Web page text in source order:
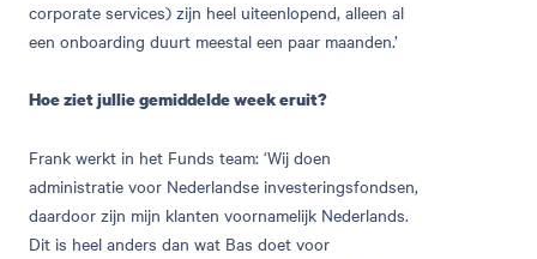
corporate services) zijn heel uiteenlopend, alleen al
een onboarding duurt meestal een paar maanden.’
Hoe ziet jullie gemiddelde week eruit?
Frank werkt in het Funds team: ‘Wij doen
administratie voor Nederlandse investeringsfondsen,
daardoor zijn mijn klanten voornamelijk Nederlands.
Dit is heel anders dan wat Bas doet voor